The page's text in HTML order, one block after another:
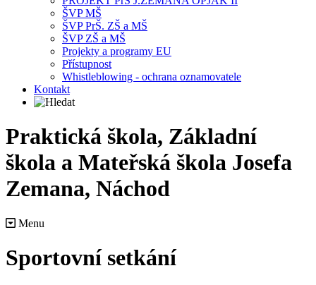
ŠVP MŠ
ŠVP PrŠ. ZŠ a MŠ
ŠVP ZŠ a MŠ
Projekty a programy EU
Přístupnost
Whistleblowing - ochrana oznamovatele
Kontakt
Praktická škola, Základní
škola a Mateřská škola Josefa
Zemana, Náchod
Menu
Sportovní setkání